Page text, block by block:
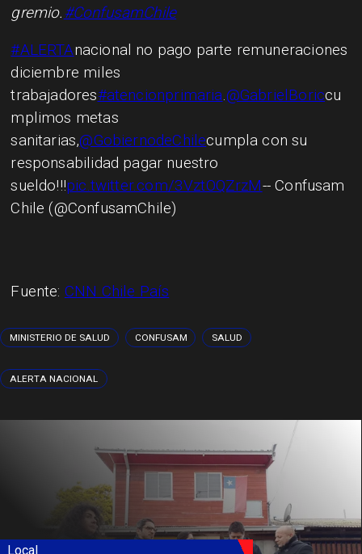
gremio. #ConfusamChile
#ALERTAnacional no pago parte remuneraciones
diciembre miles
trabajadores#atencionprimaria.@GabrielBoriccu
mplimos metas
sanitarias,@GobiernodeChilecumpla con su
responsabilidad pagar nuestro
sueldo!!!pic.twitter.com/3VztOQZrzM-- Confusam
Chile (@ConfusamChile)
Fuente: CNN Chile País
MINISTERIO DE SALUD CONFUSAM SALUD
ALERTA NACIONAL
Local